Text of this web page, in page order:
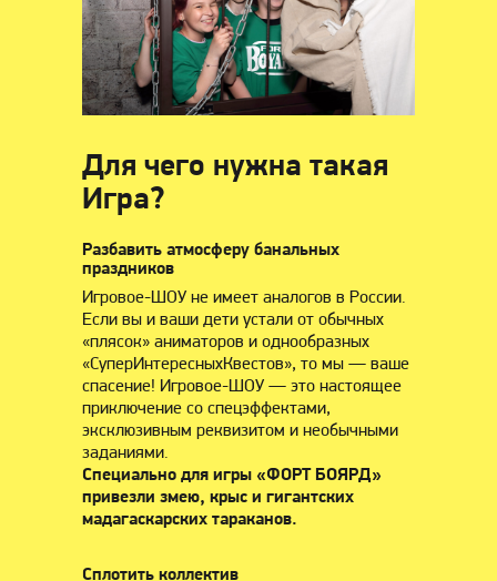
Для чего нужна такая
Игра?
Разбавить атмосферу банальных
праздников
Сплотить коллектив
Игровое-ШОУ не имеет аналогов в России.
Если вы и ваши дети устали от обычных
«плясок» аниматоров и однообразных
«СуперИнтересныхКвестов», то мы — ваше
спасение! Игровое-ШОУ — это настоящее
приключение со спецэффектами,
эксклюзивным реквизитом и необычными
заданиями.
Специально для игры «ФОРТ БОЯРД»
привезли змею, крыс и гигантских
мадагаскарских тараканов.